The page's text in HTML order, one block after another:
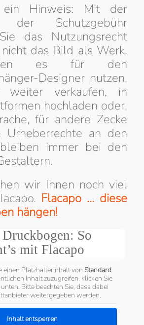
Hinweis: Mit der
der Schutzgebühr
das Nutzungsrecht
das Bild als Werk.
es für den
Designer nutzen,
weiter verkaufen, in
hochladen oder,
für andere Zecke
Urheberrechte an den
immer bei den
wir Ihnen noch viel
Flacapo … diese
hängen!
So
mit Flacapo
einen Platzhalterinhalt vonStandard.
Inhalt zuzugreifen, klicken Sie
Bitte beachten Sie, dass dabei
weitergegeben werden.
Inhalt entsperren